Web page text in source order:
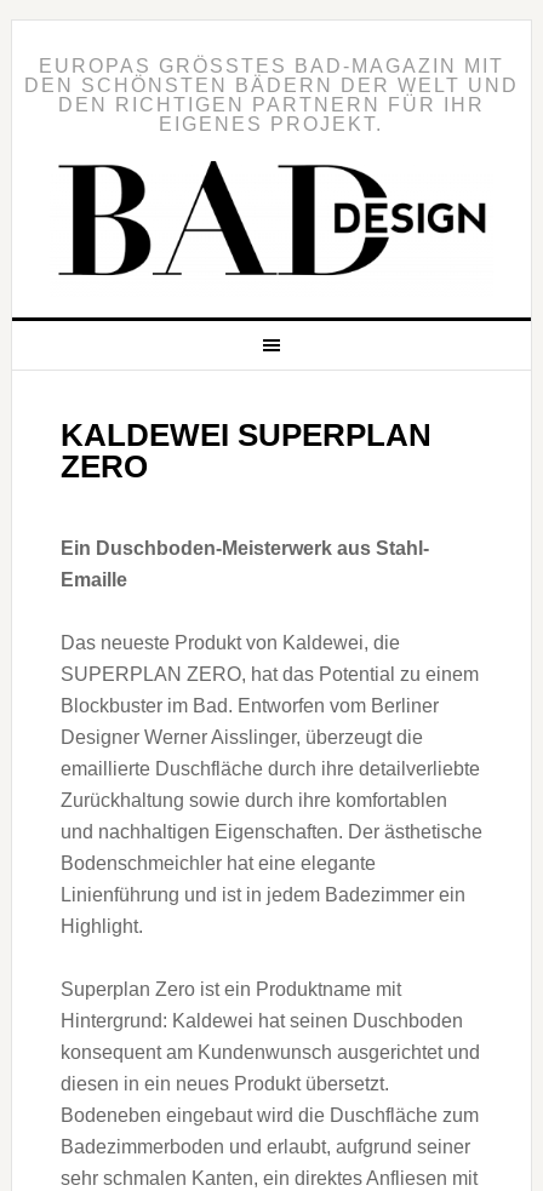
EUROPAS GRÖSSTES BAD-MAGAZIN MIT D
EN SCHÖNSTEN BÄDERN DER WELT UND D
EN RICHTIGEN PARTNERN FÜR IHR E
IGENES PROJEKT.
KALDEWEI SUPERPLAN
ZERO
Ein Duschboden-Meisterwerk aus Stahl-
Emaille
Das neueste Produkt von Kaldewei, die
SUPERPLAN ZERO, hat das Potential zu einem
Blockbuster im Bad. Entworfen vom Berliner
Designer Werner Aisslinger, überzeugt die
emaillierte Duschfläche durch ihre detailverliebte
Zurückhaltung sowie durch ihre komfortablen
und nachhaltigen Eigenschaften. Der ästhetische
Bodenschmeichler hat eine elegante
Linienführung und ist in jedem Badezimmer ein
Highlight.
Superplan Zero ist ein Produktname mit
Hintergrund: Kaldewei hat seinen Duschboden
konsequent am Kundenwunsch ausgerichtet und
diesen in ein neues Produkt übersetzt.
Bodeneben eingebaut wird die Duschfläche zum
Badezimmerboden und erlaubt, aufgrund seiner
sehr schmalen Kanten, ein direktes Anfliesen mit